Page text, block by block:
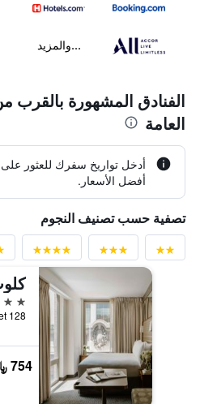
...والمزيد
الفنادق المشهورة بالقرب
العامة
أدخل تواريخ سفرك للعثور على
أفضل الأسعار.
تصفية حسب تصنيف النجوم
4 نجوم
754 ﷼